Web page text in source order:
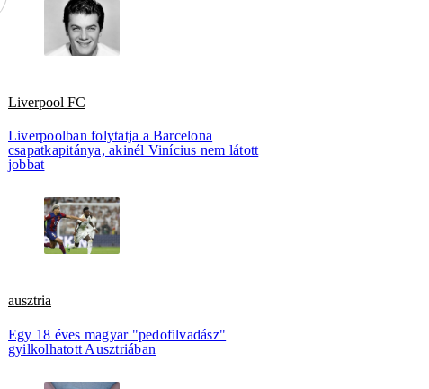
Liverpool FC
Liverpoolban folytatja a Barcelona
csapatkapitánya, akinél Vinícius nem látott
jobbat
ausztria
Egy 18 éves magyar "pedofilvadász"
gyilkolhatott Ausztriában